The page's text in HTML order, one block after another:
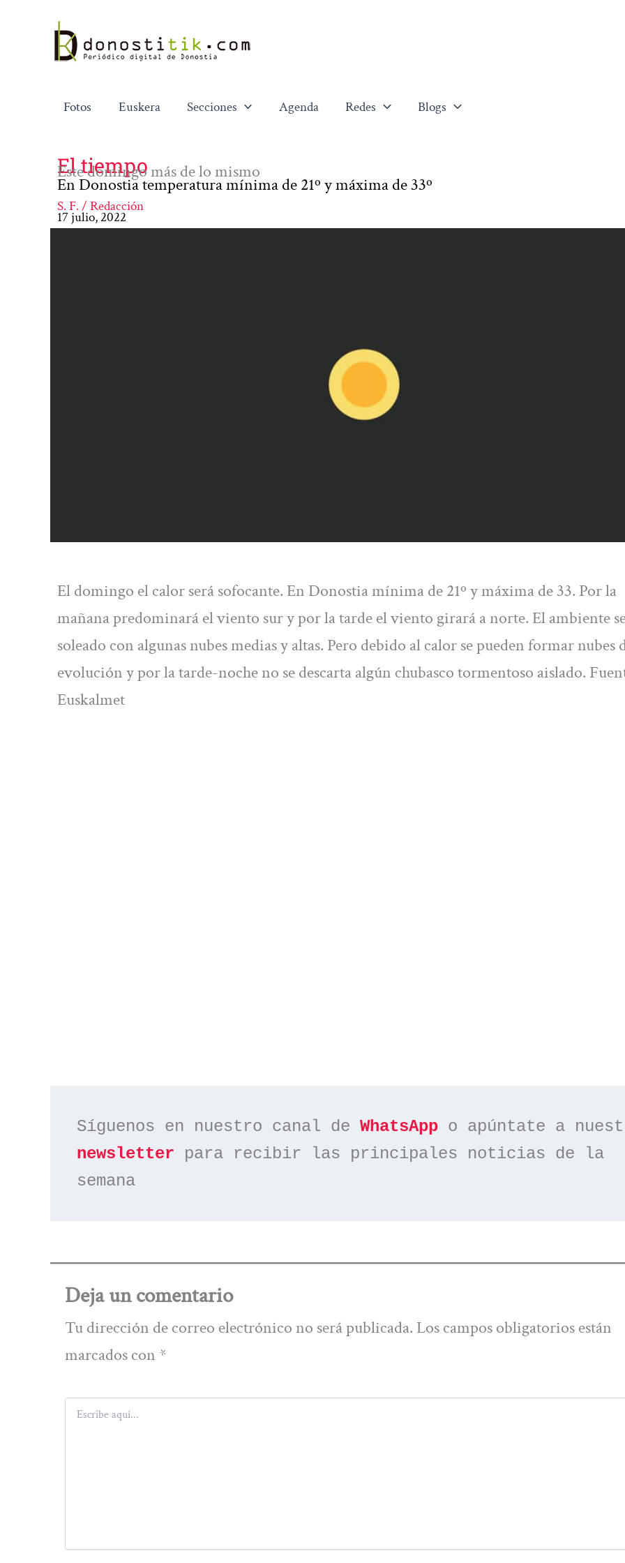
contenido
Fotos Euskera Secciones Agenda Redes Blogs
El tiempo
Este domingo más de lo mismo
En Donostia temperatura mínima de 21º y máxima de 33º
S. F. / Redacción
17 julio, 2022
El domingo el calor será sofocante. En Donostia mínima de 21º y máxima de 33. Por la
mañana predominará el viento sur y por la tarde el viento girará a norte. El ambiente
soleado con algunas nubes medias y altas. Pero debido al calor se pueden formar nubes
evolución y por la tarde-noche no se descarta algún chubasco tormentoso aislado.
Euskalmet
Síguenos en nuestro canal de WhatsApp
newsletter para recibir las principales noticias de la
semana
Deja un comentario
Tu dirección de correo electrónico no será publicada. Los campos obligatorios están
marcados con *
Escribe
aquí...